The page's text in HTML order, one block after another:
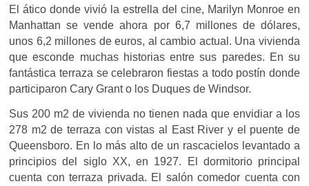
El ático donde vivió la estrella del cine, Marilyn Monroe en
Manhattan se vende ahora por 6,7 millones de dólares,
unos 6,2 millones de euros, al cambio actual. Una vivienda
que esconde muchas historias entre sus paredes. En su
fantástica terraza se celebraron fiestas a todo postín donde
participaron Cary Grant o los Duques de Windsor.
Sus 200 m2 de vivienda no tienen nada que envidiar a los
278 m2 de terraza con vistas al East River y el puente de
Queensboro. En lo más alto de un rascacielos levantado a
principios del siglo XX, en 1927. El dormitorio principal
cuenta con terraza privada. El salón comedor cuenta con